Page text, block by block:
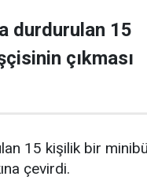
durdurulan 15
çıkması
15 kişilik bir
çevirdi.